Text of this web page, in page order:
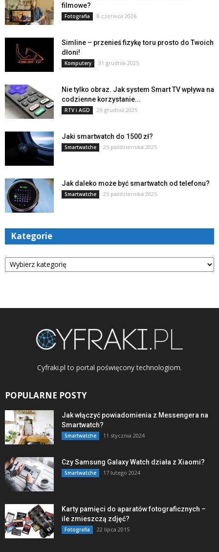
filmowe?
Fotografia 8 czerwca 2026
Simline – przenieś fizykę toru prosto do Twoich
dłoni!
Komputery 31 grudnia 2025
Nie tylko obraz. Jak system Smart TV wpływa na
codzienne korzystanie...
RTV i AGD 29 grudnia 2025
Jaki smartwatch do 1500 zł?
Smartwatche 25 października 2025
Jak daleko może być smartwatch od telefonu?
Smartwatche 25 października 2025
Kategorie
Kategorie
Cyfraki.pl to portal poświęcony technologiom.
POPULARNE POSTY
Jak włączyć powiadomienia z Messengera na
Smartwatch?
Smartwatche 11 stycznia 2024
Czy Samsung Galaxy Watch działa z Xiaomi?
Smartwatche 17 lutego 2024
Karty pamięci do aparatów fotograficznych –
ile zmieszczą zdjęć?
Fotografia 22 lipca 2015